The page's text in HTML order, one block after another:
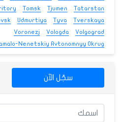
Tatarstan
Tjumen
Tomsk
Tverskaya
Tyva
Udmurtiya
Volgograd
Vologda
Voronezj
Nenetskiy Avtonomnyy Okrug
سجّل الآن